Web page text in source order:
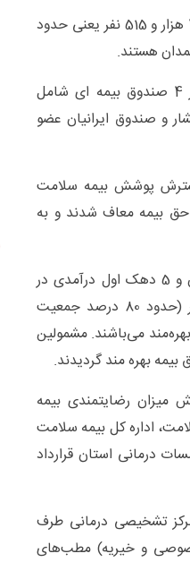
وی اظهار داشت: هم اکنون جمعیتی بالغ بر یک میلیون و 48 هزار و 515 نفر یعنی حدود
مدیرکل بیمه سلامت استان همدان گفت: این جمعیت در 4 صندوق بیمه ای شامل
و صندوق ایرانیان عضو
ماه سال 1402 به منظور گسترش پوشش بیمه سلامت
پرداخت حق بیمه معاف شدند و به
وی افزود: با احتساب جمعیت بیمه شدگان روستایی استان و 5 دهک اول درآمدی در
صندوق ایرانیان، هم اکنون جمعیتی بیش از 850 هزار نفر (حدود 80 درصد جمعیت
می‌باشند. مشمولین
میزان رضایتمندی بیمه
اداره کل بیمه سلامت
درمانی استان قرارداد
افزود: هم اکنون این اداره کل با یک هزار و 56 مرکز تشخیصی درمانی طرف
خصوصی و خیریه) مطب‌های